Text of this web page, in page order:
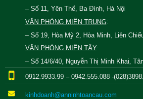
– Số 11, Yên Thế, Ba Đình, Hà Nội
VĂN PHÒNG MIỀN TRUNG:
– Số 19, Hòa Mỹ 2, Hòa Minh, Liên
VĂN PHÒNG MIỀN TÂY:
– Số 14/6/40, Nguyễn Thị Minh Khai,
0912.9933.99 – 0942.555.088 -
kinhdoanh@anninhtoancau.com